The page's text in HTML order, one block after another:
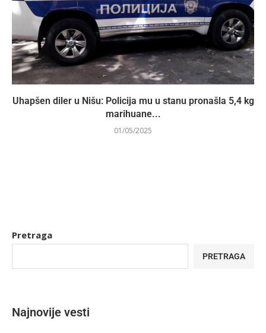
Uhapšen diler u Nišu: Policija mu u stanu pronašla 5,4 kg
marihuane...
01/05/2025
Pretraga
PRETRAGA
Najnovije vesti